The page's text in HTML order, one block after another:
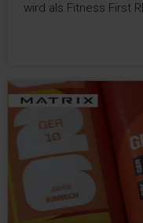
wird als Fitness First